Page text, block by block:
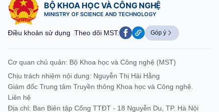
BỘ KHOA HỌC VÀ CÔNG NGHỆ
MINISTRY OF SCIENCE AND TECHNOLOGY
Điều khoản sử dụng Theo dõi MST: Góp ý
Cơ quan chủ quản: Bộ Khoa học và Công nghệ (MST)
Chịu trách nhiệm nội dung: Nguyễn Thị Hải Hằng
Giám đốc Trung tâm Truyền thông Khoa học và Công nghệ.
Liên hệ
Địa chỉ: Ban Biên tập Cổng TTĐT - 18 Nguyễn Du, TP. Hà Nội